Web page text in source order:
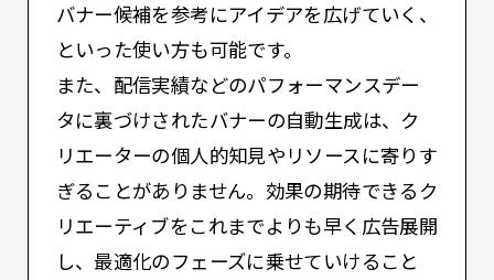
バナー候補を参考にアイデアを広げていく、
といった使い方も可能です。
また、配信実績などのパフォーマンスデー
タに裏づけされたバナーの自動生成は、ク
リエーターの個人的知見やリソースに寄りす
ぎることがありません。効果の期待できるク
リエーティブをこれまでよりも早く広告展開
し、最適化のフェーズに乗せていけること